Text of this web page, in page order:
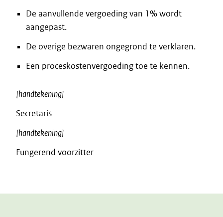
De aanvullende vergoeding van 1% wordt
aangepast.
De overige bezwaren ongegrond te verklaren.
Een proceskostenvergoeding toe te kennen.
[handtekening]
Secretaris
[handtekening]
Fungerend voorzitter